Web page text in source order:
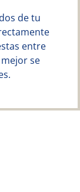
de tu
entre
se